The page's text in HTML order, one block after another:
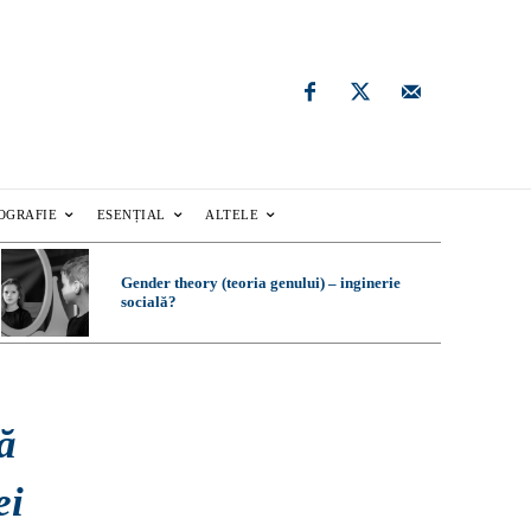
ESENȚIAL ALTELE
Gender theory (teoria genului) – inginerie
socială?